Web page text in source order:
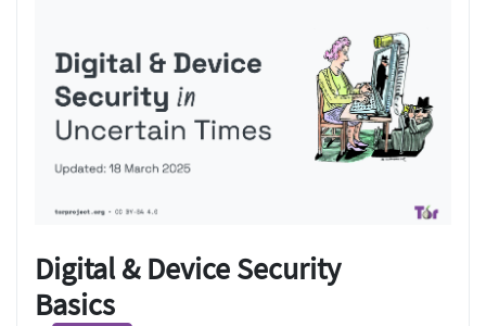
Digital & Device Security
Basics